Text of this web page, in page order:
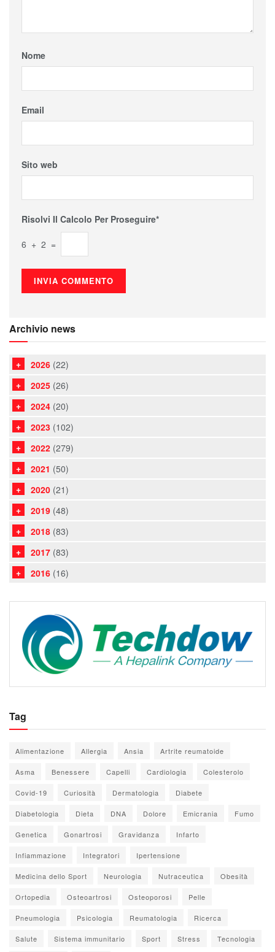
Nome
Email
Sito web
Risolvi Il Calcolo Per Proseguire*
6 + 2 =
Archivio news
2026 (22)
2025 (26)
2024 (20)
2023 (102)
2022 (279)
2021 (50)
2020 (21)
2019 (48)
2018 (83)
2017 (83)
2016 (16)
Tag
Alimentazione Allergia Ansia Artrite reumatoide
Asma Benessere Capelli Cardiologia Colesterolo
Covid-19 Curiosità Dermatologia Diabete
Diabetologia Dieta DNA Dolore Emicrania Fumo
Genetica Gonartrosi Gravidanza Infarto
Infiammazione Integratori Ipertensione
Medicina dello Sport Neurologia Nutraceutica Obesità
Ortopedia Osteoartrosi Osteoporosi Pelle
Pneumologia Psicologia Reumatologia Ricerca
Salute Sistema immunitario Sport Stress Tecnologia